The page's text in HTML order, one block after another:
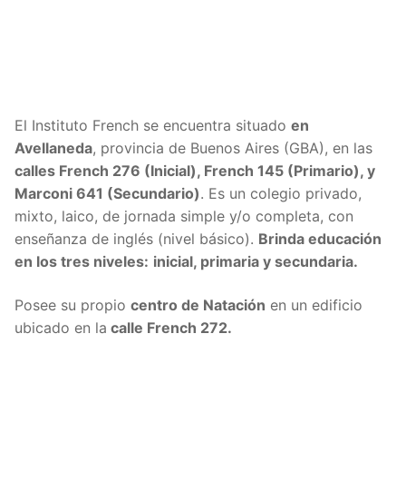
El Instituto French se encuentra situado en
Avellaneda, provincia de Buenos Aires (GBA), en las
calles French 276 (Inicial), French 145 (Primario), y
Marconi 641 (Secundario). Es un colegio privado,
mixto, laico, de jornada simple y/o completa, con
enseñanza de inglés (nivel básico). Brinda educación
en los tres niveles: inicial, primaria y secundaria.
Posee su propio centro de Natación en un edificio
ubicado en la calle French 272.